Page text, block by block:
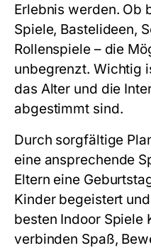
Erlebnis werden. Ob
Spiele, Bastelideen,
Rollenspiele – die
unbegrenzt. Wichtig
das Alter und die
abgestimmt sind.
Durch sorgfältige
eine ansprechende
Eltern eine
Kinder begeistert
besten Indoor Spiele
verbinden Spaß,